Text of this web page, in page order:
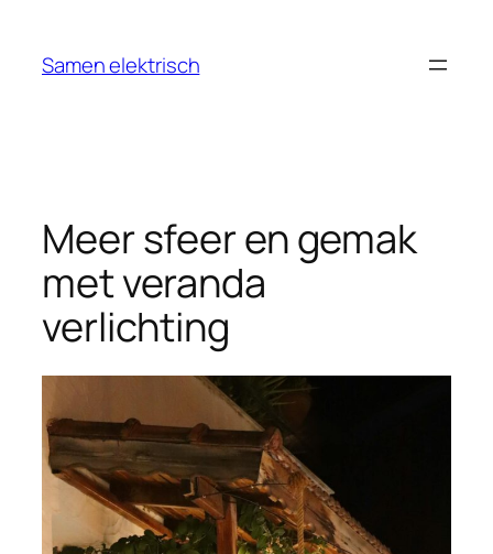
Samen elektrisch
Meer sfeer en gemak
met veranda
verlichting